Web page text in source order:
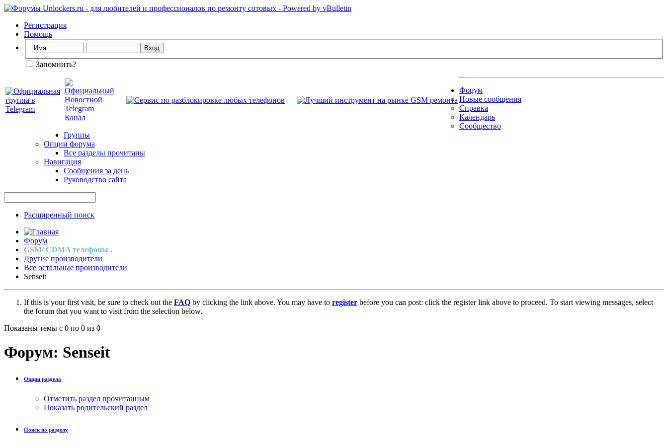
Регистрация
Помощь
Запомнить?
Форум
Новые сообщения
Справка
Календарь
Сообщество
Группы
Опции форума
Все разделы прочитаны
Навигация
Сообщения за день
Руководство сайта
Расширенный поиск
Форум
GSM/ CDMA телефоны .
Другие производители
Все остальные производители
Senseit
If this is your first visit, be sure to check out the FAQ by clicking the link above. You may have to register before you can post: click the register link above to proceed. To start viewing messages, select
the forum that you want to visit from the selection below.
Показаны темы с 0 по 0 из 0
Форум: Senseit
Опции раздела
Отметить раздел прочитанным
Показать родительский раздел
Поиск по разделу